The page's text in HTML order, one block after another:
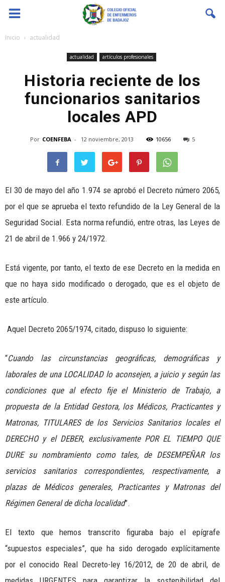
Coenfeba
Inicio actualidad
actualidad artículos profesionales
Historia reciente de los
funcionarios sanitarios
locales APD
Por COENFEBA - 12 noviembre, 2013 10656 5
El 30 de mayo del año 1.974 se aprobó el Decreto número 2065,
por el que se aprueba el texto refundido de la Ley General de la
Seguridad Social. Esta norma refundió, entre otras, las Leyes de
21 de abril de 1.966 y 24/1972.
Está vigente, por tanto, el texto de ese Decreto en la medida en
que no haya sido modificado o derogado, que es el objeto de
este artículo.
Aquel Decreto 2065/1974, citado, dispuso lo siguiente:
“Cuando las circunstancias geográficas, demográficas y
laborales de una LOCALIDAD lo aconsejen, a juicio y según las
condiciones que al efecto fije el Ministerio de Trabajo, a
propuesta de la Entidad Gestora, los Médicos, Practicantes y
Matronas, TITULARES de los Servicios Sanitarios locales el
DERECHO y el DEBER, exclusivamente POR EL TIEMPO QUE
DURE su nombramiento como tales, de DESEMPEÑAR los
servicios sanitarios correspondientes, respectivamente, a
plazas de Médicos generales, Practicantes y Matronas del
Régimen General de dicha localidad”.
El texto que hemos transcrito figuraba bajo el epígrafe
“supuestos especiales”, que ha sido derogado explícitamente
por el conocido Real Decreto-ley 16/2012, de 20 de abril, de